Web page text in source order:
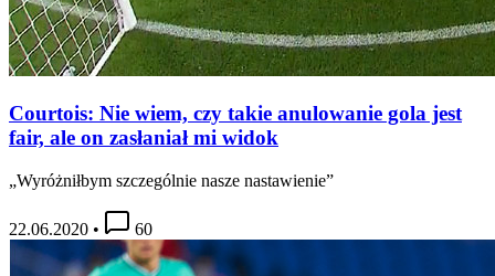
Courtois: Nie wiem, czy takie anulowanie gola jest
fair, ale on zasłaniał mi widok
„Wyróżniłbym szczególnie nasze nastawienie”
22.06.2020 • 60